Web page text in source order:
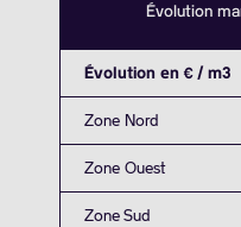
Évolution
Évolution en € / m3
Zone Nord
Zone Ouest
Zone Sud